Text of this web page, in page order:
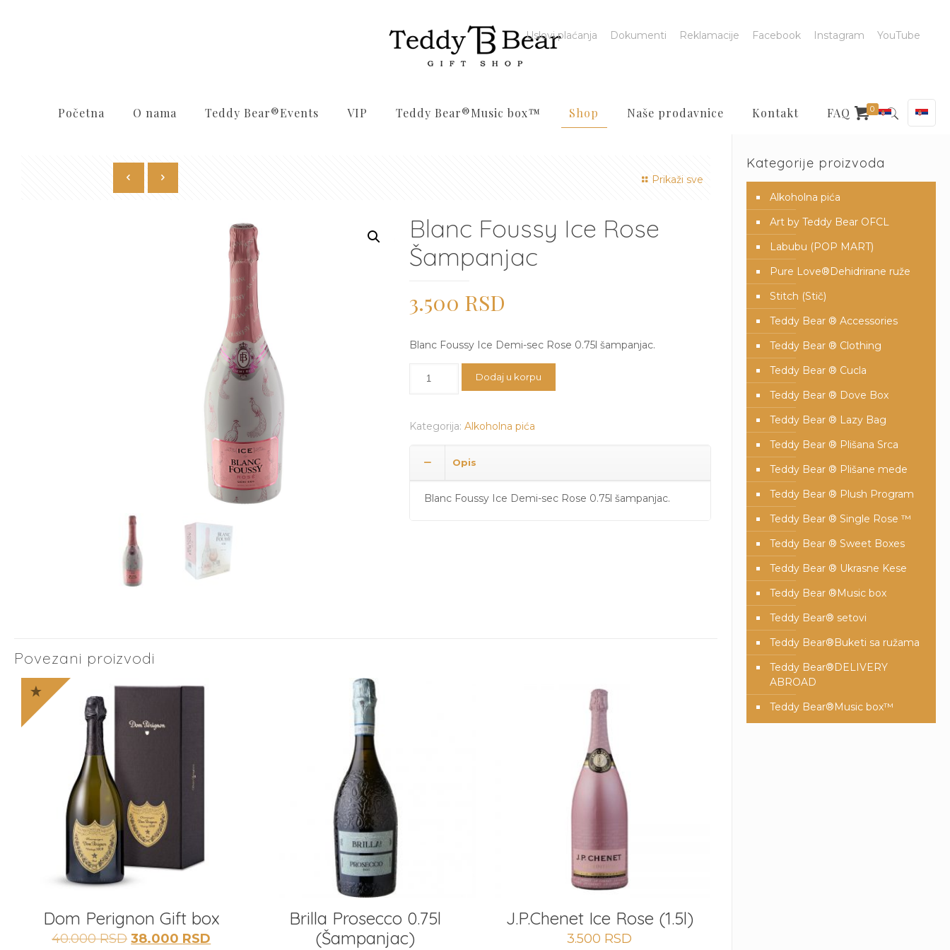
Početna O nama Teddy Bear®️Events VIP Teddy Bear®️Music box™️ Shop Naše prodavnice Kontakt FAQ
Uslovi plaćanja Dokumenti Reklamacije Facebook Instagram YouTube
0
Prikaži sve
Blanc Foussy Ice Rose
Šampanjac
3.500 RSD
Blanc Foussy Ice Demi-sec Rose 0.75l šampanjac.
Foussy
Šampanjac
količina
Dodaj u korpu
Kategorija: Alkoholna pića
Opis
Blanc Foussy Ice Demi-sec Rose 0.75l šampanjac.
Povezani proizvodi
Dom Perignon Gift box
40.000RSD Originalna
38.000 RSD
Brilla Prosecco 0.75l
(Šampanjac)
J.P.Chenet Ice Rose (1.5l)
3.500 RSD
Kategorije proizvoda
Alkoholna pića
Art by Teddy Bear OFCL
Labubu (POP MART)
Pure Love®️Dehidrirane ruže
Stitch (Stič)
Teddy Bear ® Accessories
Teddy Bear ® Clothing
Teddy Bear ® Cucla
Teddy Bear ® Dove Box
Teddy Bear ® Lazy Bag
Teddy Bear ® Plišana Srca
Teddy Bear ® Plišane mede
Teddy Bear ® Plush Program
Teddy Bear ® Single Rose ™
Teddy Bear ® Sweet Boxes
Teddy Bear ® Ukrasne Kese
Teddy Bear ®Music box
Teddy Bear® setovi
Teddy Bear®️Buketi sa ružama
Teddy Bear®️DELIVERY
ABROAD
Teddy Bear®️Music box™️